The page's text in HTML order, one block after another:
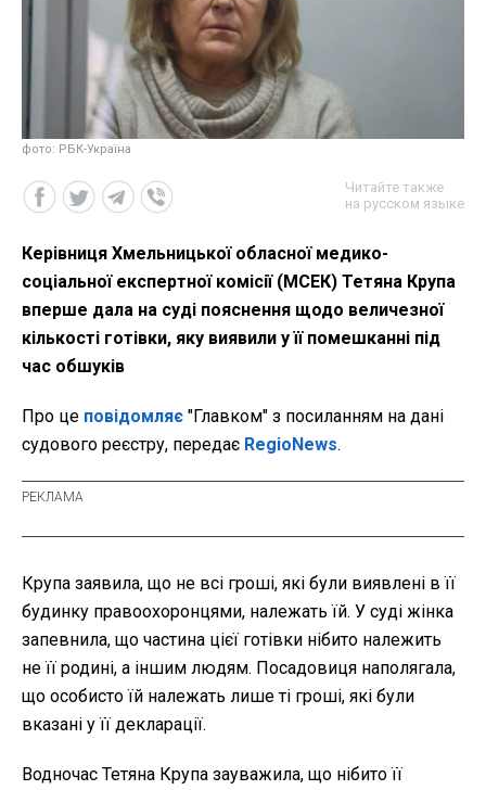
фото: РБК-Україна
Читайте также
на русском языке
Керівниця Хмельницької обласної медико-
соціальної експертної комісії (МСЕК) Тетяна Крупа
вперше дала на суді пояснення щодо величезної
кількості готівки, яку виявили у її помешканні під
час обшуків
Про це повідомляє "Главком" з посиланням на дані
судового реєстру, передає RegioNews.
Крупа заявила, що не всі гроші, які були виявлені в її
будинку правоохоронцями, належать їй. У суді жінка
запевнила, що частина цієї готівки нібито належить
не її родині, а іншим людям. Посадовиця наполягала,
що особисто їй належать лише ті гроші, які були
вказані у її декларації.
Водночас Тетяна Крупа зауважила, що нібито її